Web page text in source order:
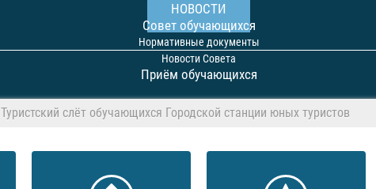
НОВОСТИ
Совет обучающихся
Нормативные документы
Новости Совета
Приём обучающихся
Туристский слёт обучающихся Городской станции юных туристов